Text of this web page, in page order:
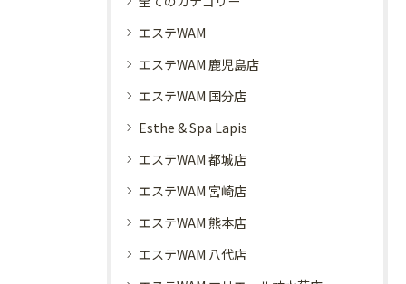
エステWAM
エステWAM 鹿児島店
エステWAM 国分店
Esthe & Spa Lapis
エステWAM 都城店
エステWAM 宮崎店
エステWAM 熊本店
エステWAM 八代店